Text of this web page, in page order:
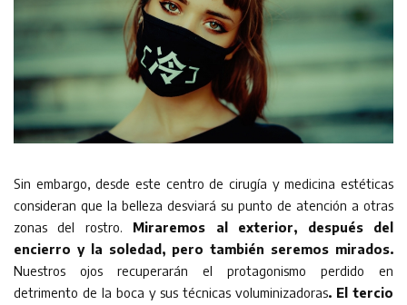
Sin embargo, desde este centro de cirugía y medicina estéticas
consideran que la belleza desviará su punto de atención a otras
zonas del rostro. Miraremos al exterior, después del
encierro y la soledad, pero también seremos mirados.
Nuestros ojos recuperarán el protagonismo perdido en
detrimento de la boca y sus técnicas voluminizadoras. El tercio